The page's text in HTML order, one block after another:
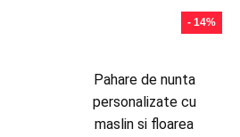
- 14%
Pahare de nunta
personalizate cu
maslin si floarea